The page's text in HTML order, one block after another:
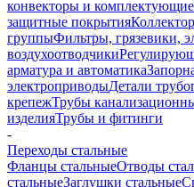
конвекторы и комплектующие
защитные покрытия
группыФильтры, грязевики,
воздухоотводчики
арматура и автоматика
электроприводыДетали
крепежТрубы
изделияТрубы и фитинги
-
Переходы стальные
Фланцы стальныеОтводы
стальныеЗаглушки стальные